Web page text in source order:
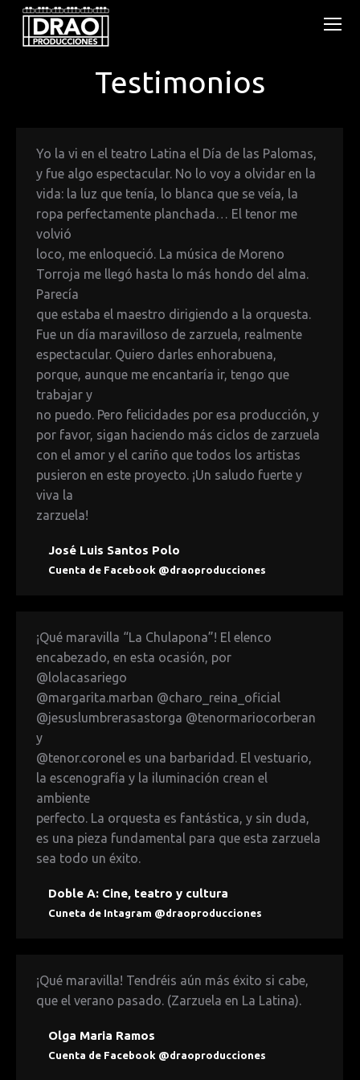
Testimonios
Yo la vi en el teatro Latina el Día de las Palomas,
y fue algo espectacular. No lo voy a olvidar en la
vida: la luz que tenía, lo blanca que se veía, la
ropa perfectamente planchada… El tenor me
volvió
loco, me enloqueció. La música de Moreno
Torroja me llegó hasta lo más hondo del alma.
Parecía
que estaba el maestro dirigiendo a la orquesta.
Fue un día maravilloso de zarzuela, realmente
espectacular. Quiero darles enhorabuena,
porque, aunque me encantaría ir, tengo que
trabajar y
no puedo. Pero felicidades por esa producción, y
por favor, sigan haciendo más ciclos de zarzuela
con el amor y el cariño que todos los artistas
pusieron en este proyecto. ¡Un saludo fuerte y
viva la
zarzuela!
José Luis Santos Polo
Cuenta de Facebook @draoproducciones
¡Qué maravilla “La Chulapona”! El elenco
encabezado, en esta ocasión, por
@lolacasariego
@margarita.marban @charo_reina_oficial
@jesuslumbrerasastorga @tenormariocorberan
y
@tenor.coronel es una barbaridad. El vestuario,
la escenografía y la iluminación crean el
ambiente
perfecto. La orquesta es fantástica, y sin duda,
es una pieza fundamental para que esta zarzuela
sea todo un éxito.
Doble A: Cine, teatro y cultura
Cuneta de Intagram @draoproducciones
¡Qué maravilla! Tendréis aún más éxito si cabe,
que el verano pasado. (Zarzuela en La Latina).
Olga Maria Ramos
Cuenta de Facebook @draoproducciones